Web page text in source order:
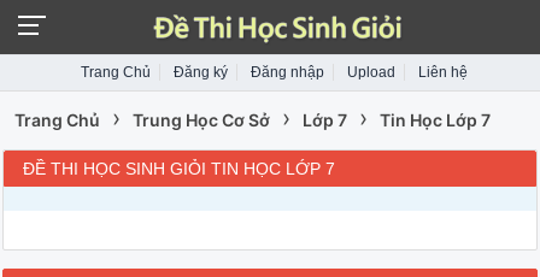
Trang Chủ Đăng ký Đăng nhập Upload Liên hệ
Trang Chủ › Trung Học Cơ Sở › Lớp 7 › Tin Học Lớp 7
ĐỀ THI HỌC SINH GIỎI TIN HỌC LỚP 7